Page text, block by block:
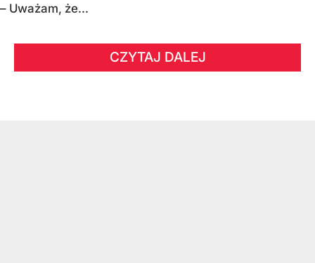
– Uważam, że...
CZYTAJ DALEJ